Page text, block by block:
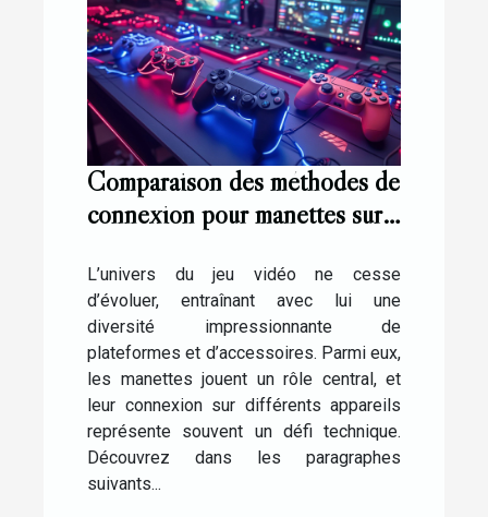
Comparaison des méthodes de
connexion pour manettes sur
L’univers du jeu vidéo ne cesse
d’évoluer, entraînant avec lui une
diversité impressionnante de
plateformes et d’accessoires. Parmi eux,
les manettes jouent un rôle central, et
leur connexion sur différents appareils
représente souvent un défi technique.
Découvrez dans les paragraphes
suivants...